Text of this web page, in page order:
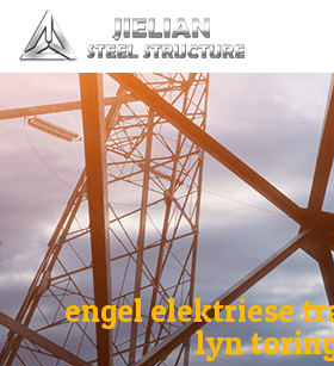
engel elektriese
lyn